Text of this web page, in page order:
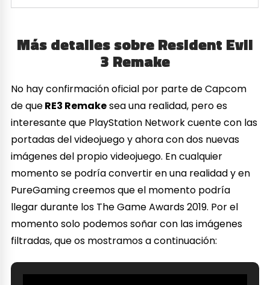
Más detalles sobre Resident Evil
3 Remake
No hay confirmación oficial por parte de Capcom
de queRE3 Remakesea una realidad, pero es
interesante que PlayStation Network cuente con las
portadas del videojuego y ahora con dos nuevas
imágenes del propio videojuego. En cualquier
momento se podría convertir en una realidad y en
PureGaming creemos que el momento podría
llegar durante los The Game Awards 2019. Por el
momento solo podemos soñar con las imágenes
filtradas, que os mostramos a continuación: